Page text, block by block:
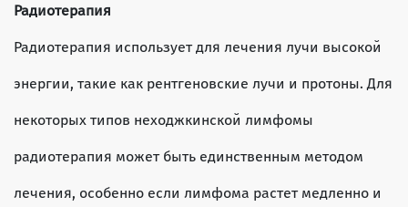
Радиотерапия
Радиотерапия использует для лечения лучи высокой
энергии, такие как рентгеновские лучи и протоны. Для
некоторых типов неходжкинской лимфомы
радиотерапия может быть единственным методом
лечения, особенно если лимфома растет медленно и